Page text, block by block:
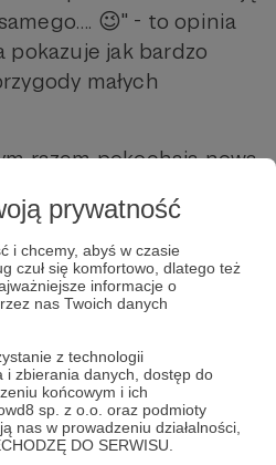
prywatność
i chcemy, abyś w czasie
czuł się komfortowo, dlatego też
informacje o
nas Twoich danych
z technologii
i zbierania danych, dostęp do
końcowym i ich
sp. z o.o. oraz podmioty
nas w prowadzeniu działalności,
DO SERWISU.
😉" - to opinia
pokazuje jak bardzo
małych
razem pokochają nową
i tworzyć:*